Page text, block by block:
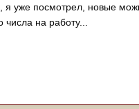
уже посмотрел, новые
числа на работу...